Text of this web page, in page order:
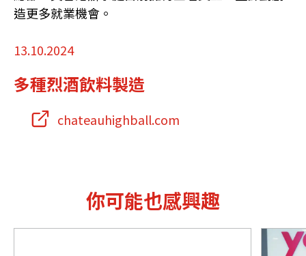
造更多就業機會。
13.10.2024
多種烈酒飲料製造
chateauhighball.com
你可能也感興趣